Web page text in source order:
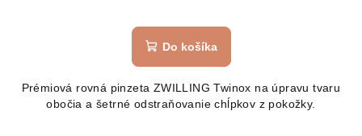
Do košíka
Prémiová rovná pinzeta ZWILLING Twinox na úpravu tvaru
obočia a šetrné odstraňovanie chĺpkov z pokožky.